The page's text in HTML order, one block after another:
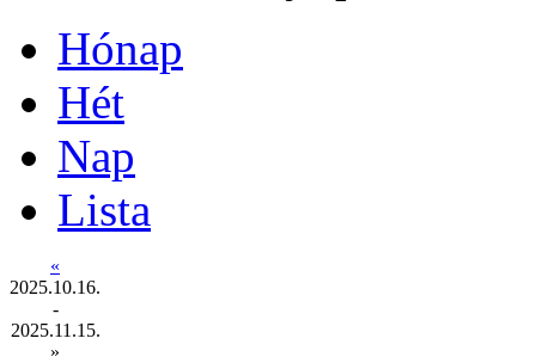
Hónap
Hét
Nap
Lista
«
2025.10.16.
-
2025.11.15.
»